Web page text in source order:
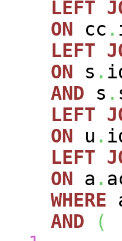
LEFT
ON cc .
LEFT
ON s .
AND s .
LEFT
ON u .
LEFT
ON a .
WHERE
AND
(